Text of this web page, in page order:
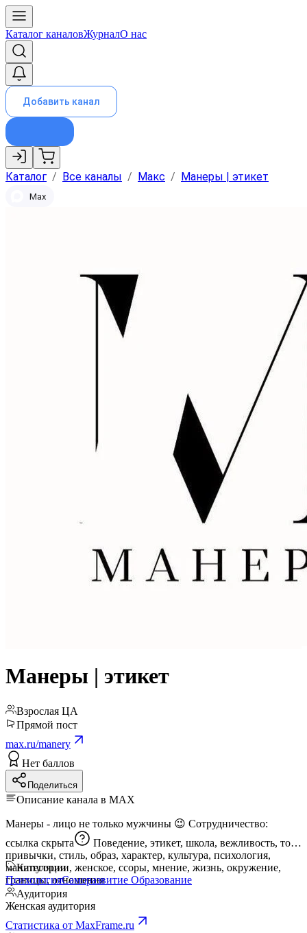
Каталог каналовЖурналО нас
Добавить канал
Каталог / Все каналы / Макс / Манеры | этикет
Max
Манеры | этикет
Взрослая ЦА
Прямой пост
max.ru/manery
Нет баллов
Поделиться
Описание канала в MAX
Манеры - лицо не только мужчины 😉 Сотрудничество:
ссылка скрыта
привычки, стиль, образ, характер, культура, психология,
манипуляции, женское, ссоры, мнение, жизнь, окружение,
границы, отношения
Категории
ПсихологияСаморазвитие Образование
Аудитория
Женская аудитория
Статистика от MaxFrame.ru